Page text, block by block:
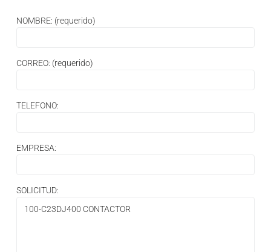
NOMBRE: (requerido)
CORREO: (requerido)
TELEFONO:
EMPRESA:
SOLICITUD: